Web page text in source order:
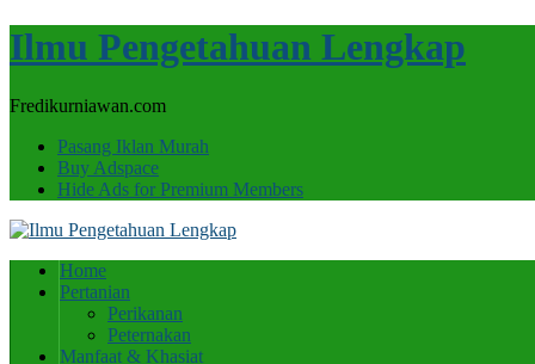
Ilmu Pengetahuan Lengkap
Fredikurniawan.com
Pasang Iklan Murah
Buy Adspace
Hide Ads for Premium Members
Home
Pertanian
Perikanan
Peternakan
Manfaat & Khasiat